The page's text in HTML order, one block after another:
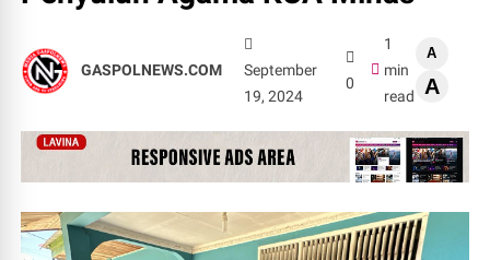
GASPOLNEWS.COM
September
19, 2024
0
1
min
read
A
A